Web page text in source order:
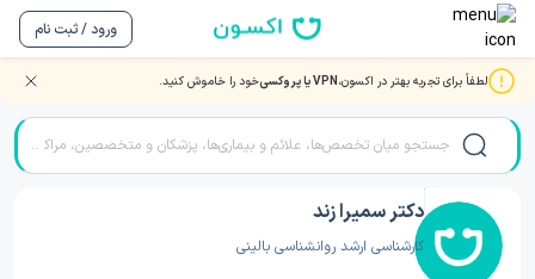
ورود / ثبت نام
لطفاً برای تجربه بهتر در اکسون،VPN یا پروکسی خود را خاموش کنید. صفحه اصلی/دکتر روانشناسی/دکتر سمیرا زند
دکتر سمیرا زند
کارشناسی ارشد روانشناسی بالینی